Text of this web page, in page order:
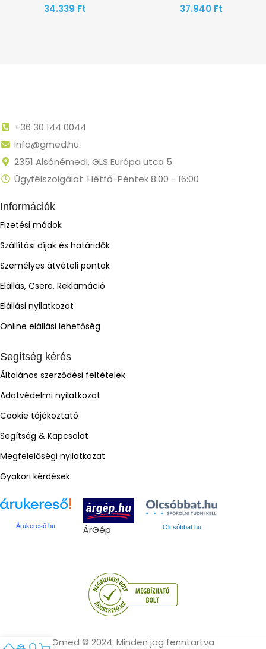
34.339 Ft 37.940 Ft
+36 30 144 0044
info@gmed.hu
2351 Alsónémedi, GLS Európa utca 5.
Ügyfélszolgálat: Hétfő-Péntek 8:00 - 16:00
Információk
Fizetési módok
Szállítási díjak és határidők
Személyes átvételi pontok
Elállás, Csere, Reklamáció
Elállási nyilatkozat
Online elállási lehetőség
Segítség kérés
Általános szerződési feltételek
Adatvédelmi nyilatkozat
Cookie tájékoztató
Segítség & Kapcsolat
Megfelelőségi nyilatkozat
Gyakori kérdések
Árukereső.hu ÁrGép Olcsóbbat.hu
Gmed © 2024. Minden jog fenntartva